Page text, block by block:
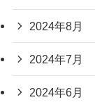
2024年8月
2024年7月
2024年6月